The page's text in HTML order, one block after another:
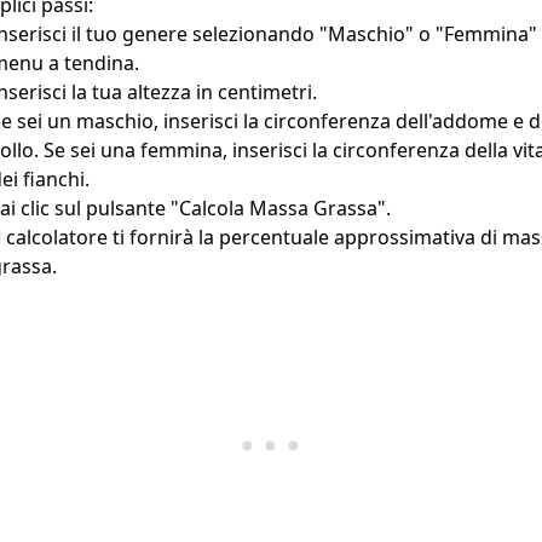
il tuo genere selezionando "Maschio" o "Femmina"
a tendina.
la tua altezza in centimetri.
sei un maschio, inserisci la circonferenza dell'addome e
Se sei una femmina, inserisci la circonferenza della
fianchi.
clic sul pulsante "Calcola Massa Grassa".
calcolatore ti fornirà la percentuale approssimativa di